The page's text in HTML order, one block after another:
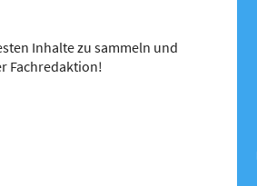
Inhalte zu sammeln und
Fachredaktion!